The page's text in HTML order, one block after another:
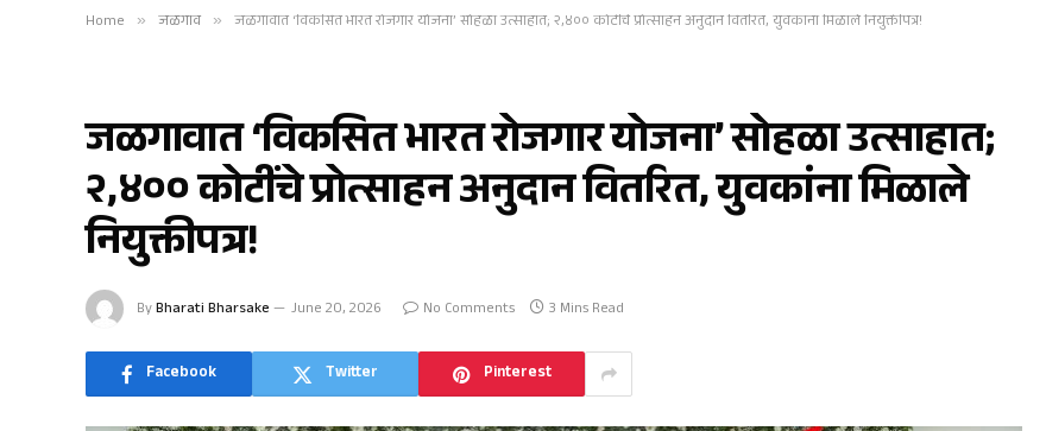
Home » जळगाव » जळगावात ‘विकसित भारत रोजगार योजना’ सोहळा उत्साहात; २,४०० कोटींचे प्रोत्साहन अनुदान वितरित, युवकांना मिळाले नियुक्तीपत्र!
जळगावात ‘विकसित भारत रोजगार योजना’ सोहळा उत्साहात;
२,४०० कोटींचे प्रोत्साहन अनुदान वितरित, युवकांना मिळाले
नियुक्तीपत्र!
ByBharati Bharsake June 20, 2026 No Comments 3 Mins Read
Facebook Twitter Pinterest